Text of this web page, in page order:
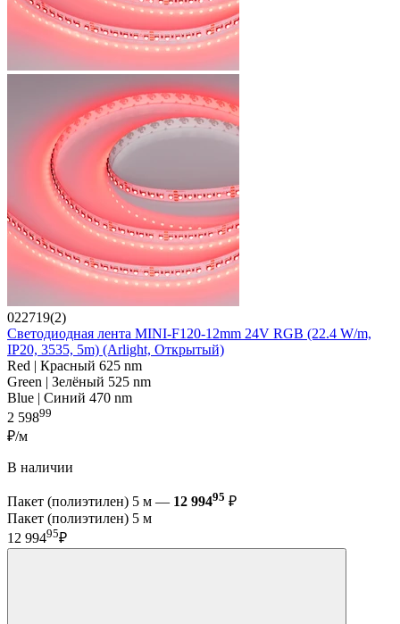
022719(2)
Светодиодная лента MINI-F120-12mm 24V RGB (22.4 W/m,
IP20, 3535, 5m) (Arlight, Открытый)
Red | Красный 625 nm
Green | Зелёный 525 nm
Blue | Синий 470 nm
2 59899
₽/м
В наличии
Пакет (полиэтилен) 5 м — 12 99495 ₽
Пакет (полиэтилен) 5 м
12 99495₽